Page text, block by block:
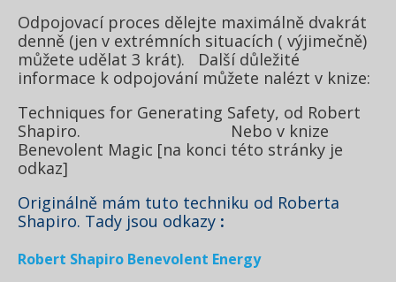
Odpojovací proces dělejte maximálně dvakrát
denně (jen v extrémních situacích ( výjimečně)
můžete udělat 3 krát). Další důležité
informace k odpojování můžete nalézt v knize:
Techniques for Generating Safety, od Robert
Shapiro. Nebo v knize
Benevolent Magic [na konci této stránky je
odkaz]
Originálně mám tuto techniku od Roberta
Shapiro. Tady jsou odkazy :
Robert Shapiro Benevolent Energy